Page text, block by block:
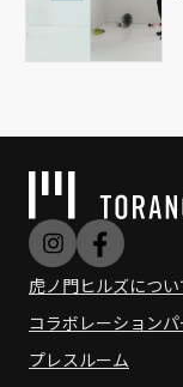
虎ノ門ヒルズについ
コラボレーション
プレスルーム